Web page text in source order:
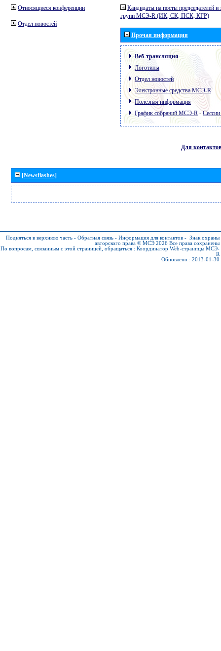
Относящиеся конференции
Отдел новостей
Кандидаты на посты председателей и
групп МСЭ-R (ИК, СК, ПСК, КГР)
Прочая информация
Веб-трансляция
Логотипы
Отдел новостей
Электронные средства МСЭ-R
Полезная информация
График собраний МСЭ-R -
Для контактов
[Newsflashes]
Подняться в верхнюю часть - Обратная связь - Информация для контактов - Знак охраны
авторского права © МСЭ 2026 Все права сохранены
По вопросам, связанным с этой страницей, обращаться : Координатор Web-страницы МСЭ-
R
Обновлено : 2013-01-30